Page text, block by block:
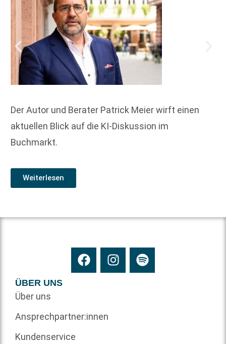
Der Autor und Berater Patrick Meier wirft einen
aktuellen Blick auf die KI-Diskussion im
Buchmarkt.
Weiterlesen
ÜBER UNS
Über uns
Ansprechpartner:innen
Kundenservice